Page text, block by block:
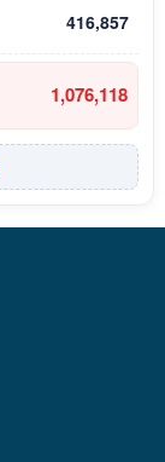
416,857
1,076,118